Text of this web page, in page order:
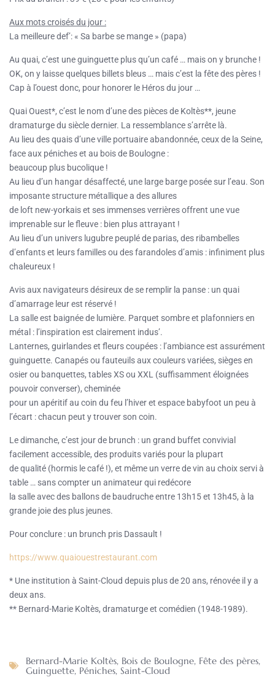
Aux mots croisés du jour :
La meilleure def’: « Sa barbe se mange » (papa)
Au quai, c’est une guinguette plus qu’un café … mais on y brunche !
OK, on y laisse quelques billets bleus … mais c’est la fête des pères !
Cap à l’ouest donc, pour honorer le Héros du jour …
Quai Ouest*, c’est le nom d’une des pièces de Koltès**, jeune
dramaturge du siècle dernier. La ressemblance s’arrête là.
Au lieu des quais d’une ville portuaire abandonnée, ceux de la Seine,
face aux péniches et au bois de Boulogne :
beaucoup plus bucolique !
Au lieu d’un hangar désaffecté, une large barge posée sur l’eau. Son
imposante structure métallique a des allures
de loft new-yorkais et ses immenses verrières offrent une vue
imprenable sur le fleuve : bien plus attrayant !
Au lieu d’un univers lugubre peuplé de parias, des ribambelles
d’enfants et leurs familles ou des farandoles d’amis : infiniment plus
chaleureux !
Avis aux navigateurs désireux de se remplir la panse : un quai
d’amarrage leur est réservé !
La salle est baignée de lumière. Parquet sombre et plafonniers en
métal : l’inspiration est clairement indus’.
Lanternes, guirlandes et fleurs coupées : l’ambiance est assurément
guinguette. Canapés ou fauteuils aux couleurs variées, sièges en
osier ou banquettes, tables XS ou XXL (suffisamment éloignées
pouvoir converser), cheminée
pour un apéritif au coin du feu l’hiver et espace babyfoot un peu à
l’écart : chacun peut y trouver son coin.
Le dimanche, c’est jour de brunch : un grand buffet convivial
facilement accessible, des produits variés pour la plupart
de qualité (hormis le café !), et même un verre de vin au choix servi à
table … sans compter un animateur qui redécore
la salle avec des ballons de baudruche entre 13h15 et 13h45, à la
grande joie des plus jeunes.
Pour conclure : un brunch pris Dassault !
https://www.quaiouestrestaurant.com
* Une institution à Saint-Cloud depuis plus de 20 ans, rénovée il y a
deux ans.
** Bernard-Marie Koltès, dramaturge et comédien (1948-1989).
Bernard-Marie Koltès, Bois de Boulogne, Fête des pères,
Guinguette, Péniches, Saint-Cloud